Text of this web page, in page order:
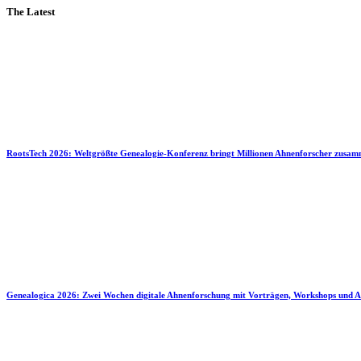
The Latest
RootsTech 2026: Weltgrößte Genealogie-Konferenz bringt Millionen Ahnenforscher
Genealogica 2026: Zwei Wochen digitale Ahnenforschung mit Vorträgen, Workshops und